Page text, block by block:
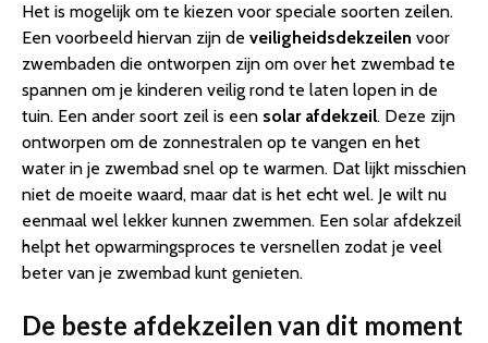
Het is mogelijk om te kiezen voor speciale soorten zeilen.
Een voorbeeld hiervan zijn de veiligheidsdekzeilen voor
zwembaden die ontworpen zijn om over het zwembad te
spannen om je kinderen veilig rond te laten lopen in de
tuin. Een ander soort zeil is een solar afdekzeil. Deze zijn
ontworpen om de zonnestralen op te vangen en het
water in je zwembad snel op te warmen. Dat lijkt misschien
niet de moeite waard, maar dat is het echt wel. Je wilt nu
eenmaal wel lekker kunnen zwemmen. Een solar afdekzeil
helpt het opwarmingsproces te versnellen zodat je veel
beter van je zwembad kunt genieten.
De beste afdekzeilen van dit moment